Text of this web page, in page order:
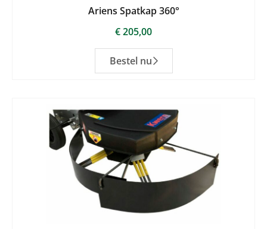
Ariens Spatkap 360°
€205,00
Bestel nu